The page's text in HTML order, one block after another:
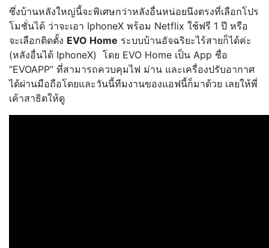
ซึ่งบ้านหลังใหญ่นี้จะพิเศษกว่าหลังอื่นหน่อยนึงตรงที่เลือกโปร
โมชั่นได้ ว่าจะเอา IphoneX พร้อม Netflix ใช้ฟรี 1 ปี หรือ
จะเลือกติดตั้ง EVO Home ระบบบ้านอัจฉริยะไร้สายก็ได้ค่ะ
(หลังอื่นได้ IphoneX) โดย EVO Home เป็น App ชื่อ
“EVOAPP” ที่สามารถควบคุมไฟ ม่าน และเครื่องปรับอากาศ
ได้ผ่านมือถือโดยและวันนี้ทีมงานของแอฟนี้ก็มาด้วย เลยให้พี่
เค้าสาธิตให้ดู